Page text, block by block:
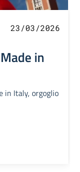
23/03/2026
in
in Italy, orgoglio